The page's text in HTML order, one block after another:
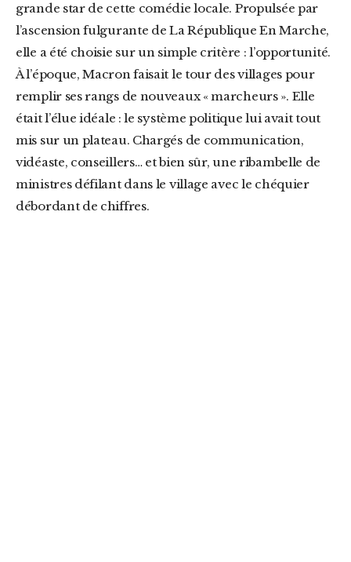
grande star de cette comédie locale. Propulsée par
l’ascension fulgurante de La République En Marche,
elle a été choisie sur un simple critère : l’opportunité.
À l’époque, Macron faisait le tour des villages pour
remplir ses rangs de nouveaux « marcheurs ». Elle
était l’élue idéale : le système politique lui avait tout
mis sur un plateau. Chargés de communication,
vidéaste, conseillers… et bien sûr, une ribambelle de
ministres défilant dans le village avec le chéquier
débordant de chiffres.